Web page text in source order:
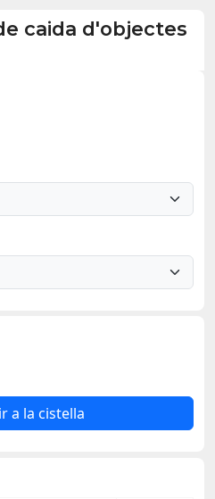
caida d'objectes
a la cistella